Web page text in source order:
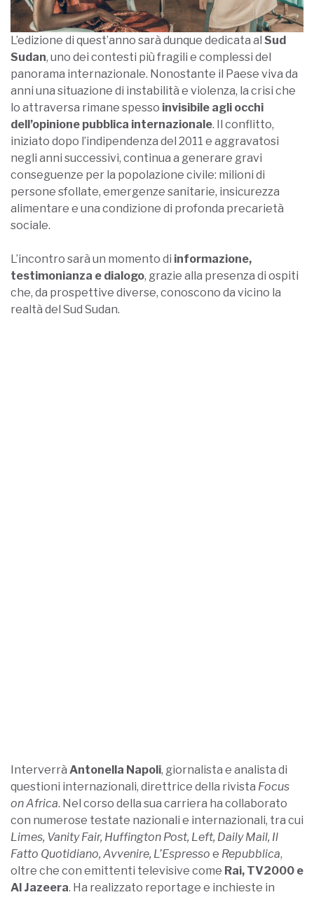
L’edizione di quest’anno sarà dunque dedicata al Sud
Sudan, uno dei contesti più fragili e complessi del
panorama internazionale. Nonostante il Paese viva da
anni una situazione di instabilità e violenza, la crisi che
lo attraversa rimane spesso invisibile agli occhi
dell’opinione pubblica internazionale. Il conflitto,
iniziato dopo l’indipendenza del 2011 e aggravatosi
negli anni successivi, continua a generare gravi
conseguenze per la popolazione civile: milioni di
persone sfollate, emergenze sanitarie, insicurezza
alimentare e una condizione di profonda precarietà
sociale.
L’incontro sarà un momento di informazione,
testimonianza e dialogo, grazie alla presenza di ospiti
che, da prospettive diverse, conoscono da vicino la
realtà del Sud Sudan.
Interverrà Antonella Napoli, giornalista e analista di
questioni internazionali, direttrice della rivista Focus
on Africa. Nel corso della sua carriera ha collaborato
con numerose testate nazionali e internazionali, tra cui
Limes, Vanity Fair, Huffington Post, Left, Daily Mail, Il
Fatto Quotidiano, Avvenire, L’Espresso e Repubblica,
oltre che con emittenti televisive come Rai, TV2000 e
Al Jazeera. Ha realizzato reportage e inchieste in